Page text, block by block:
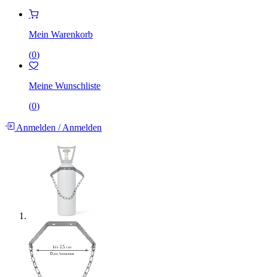
Mein Warenkorb
(0)
Meine Wunschliste
(0)
Anmelden /Anmelden